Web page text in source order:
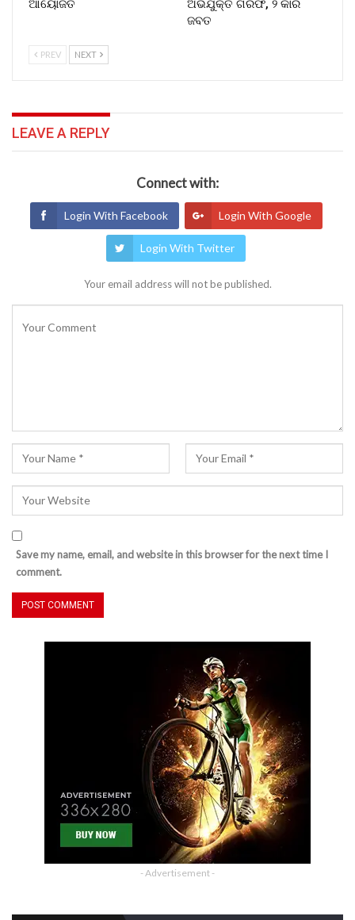
ଆୟୋଜିତ
ଅଭିଯୁକ୍ତ ଗିରଫ, ୨ କାର
ଜବତ
PREV NEXT
LEAVE A REPLY
Connect with:
Login With Facebook Login With Google
Login With Twitter
Your email address will not be published.
Save my name, email, and website in this browser for the next time I
comment.
- Advertisement -